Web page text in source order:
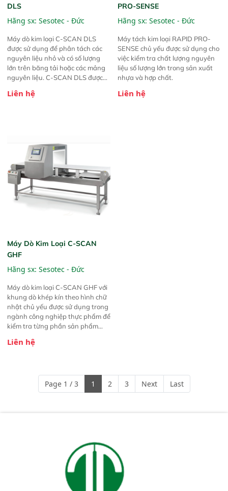
DLS
Hãng sx: Sesotec - Đức
Máy dò kim loại C-SCAN DLS
được sử dụng để phân tách các
nguyên liệu nhỏ và có số lượng
lớn trên băng tải hoặc các mảng
nguyên liệu. C-SCAN DLS được
các máy tạo hạt, máy cắt, máy
Liên hệ
PRO-SENSE
Hãng sx: Sesotec - Đức
Máy tách kim loại RAPID PRO-
SENSE chủ yếu được sử dụng cho
việc kiểm tra chất lượng nguyên
liệu số lượng lớn trong sản xuất
nhựa và hợp chất.
Liên hệ
Máy Dò Kim Loại C-SCAN
GHF
Hãng sx: Sesotec - Đức
Máy dò kim loại C-SCAN GHF với
khung dò khép kín theo hình chữ
nhật chủ yếu được sử dụng trong
ngành công nghiệp thực phẩm để
kiểm tra từng phần sản phẩm
tải . Sản phẩm dò tất cả các tạp
thậm chí với những tạp chất nằm
bên trong sản phẩm.
Liên hệ
Page 1 / 3 1 2 3 Next Last